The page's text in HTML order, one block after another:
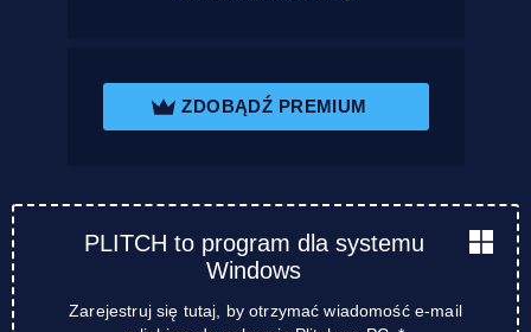
ZDOBĄDŹ PREMIUM
PLITCH to program dla systemu
Windows
Zarejestruj się tutaj, by otrzymać wiadomość e-mail